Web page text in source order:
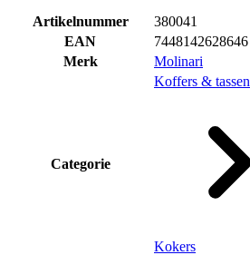
Artikelnummer
380041
EAN
7448142628646
Merk
Molinari
Categorie
Koffers & tassen
Kokers